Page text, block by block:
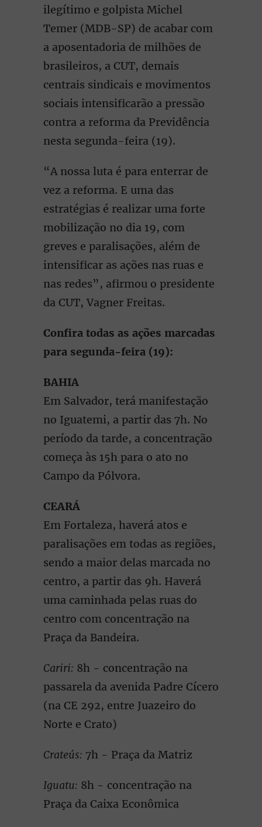
ilegítimo e golpista Michel
Temer (MDB-SP) de acabar com
a aposentadoria de milhões de
brasileiros, a CUT, demais
centrais sindicais e movimentos
sociais intensificarão a pressão
contra a reforma da Previdência
nesta segunda-feira (19).
“A nossa luta é para enterrar de
vez a reforma. E uma das
estratégias é realizar uma forte
mobilização no dia 19, com
greves e paralisações, além de
intensificar as ações nas ruas e
nas redes”, afirmou o presidente
da CUT, Vagner Freitas.
Confira todas as ações marcadas
para segunda-feira (19):
BAHIA
Em Salvador, terá manifestação
no Iguatemi, a partir das 7h. No
período da tarde, a concentração
começa às 15h para o ato no
Campo da Pólvora.
CEARÁ
Em Fortaleza, haverá atos e
paralisações em todas as regiões,
sendo a maior delas marcada no
centro, a partir das 9h. Haverá
uma caminhada pelas ruas do
centro com concentração na
Praça da Bandeira.
Cariri: 8h - concentração na
passarela da avenida Padre Cícero
(na CE 292, entre Juazeiro do
Norte e Crato)
Crateús: 7h - Praça da Matriz
Iguatu: 8h - concentração na
Praça da Caixa Econômica